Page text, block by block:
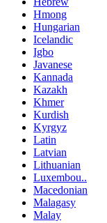
Hmong
Hungarian
Icelandic
Igbo
Javanese
Kannada
Kazakh
Khmer
Kurdish
Kyrgyz
Latin
Latvian
Lithuanian
Luxembou..
Macedonian
Malagasy
Malay